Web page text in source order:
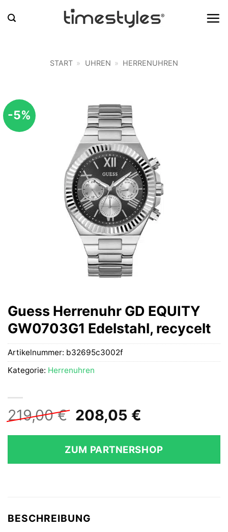
Inhalt
START » UHREN » HERRENUHREN
-5%
Guess Herrenuhr GD EQUITY
GW0703G1 Edelstahl, recycelt
219,00€ Ursprünglicher
Preis
war:
219,00 €
208,05 €
ist:
208,05 €.
ZUM PARTNERSHOP
Artikelnummer: b32695c3002f
Kategorie: Herrenuhren
BESCHREIBUNG